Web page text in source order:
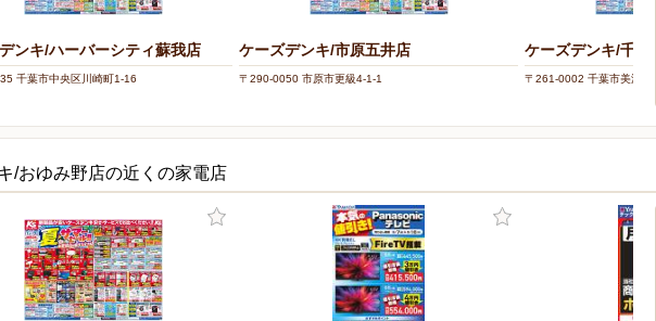
ンキ/ハーバーシティ蘇我店
千葉市中央区川崎町1-16
ケーズデンキ/市原五井店
〒290-0050 市原市更級4-1-1
ケーズデンキ/千葉
〒261-0002 千葉市美浜区
/おゆみ野店の近くの家電店